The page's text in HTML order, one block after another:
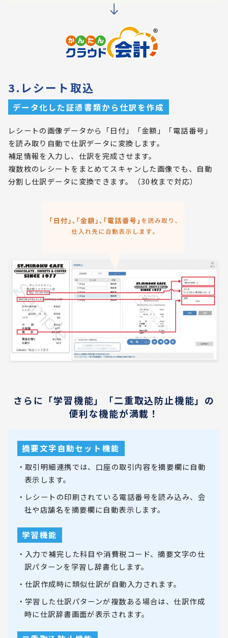
3.レシート取込
データ化した証憑書類から仕訳を作成
レシートの画像データから「日付」「金額」「電話番号」
を読み取り自動で仕訳データに変換します。
補足情報を入力し、仕訳を完成させます。
複数枚のレシートをまとめてスキャンした画像でも、自動
分割し仕訳データに変換できます。（30枚まで対応）
さらに「学習機能」「二重取込防止機能」の
便利な機能が満載！
摘要文字自動セット機能
・取引明細連携では、口座の取引内容を摘要欄に自動
表示します。
・レシートの印刷されている電話番号を読み込み、会
社や店舗名を摘要欄に自動表示します。
学習機能
・入力で補完した科目や消費税コード、摘要文字の仕
訳パターンを学習し辞書化します。
・仕訳作成時に類似仕訳が自動入力されます。
・学習した仕訳パターンが複数ある場合は、仕訳作成
時に仕訳辞書画面が表示されます。